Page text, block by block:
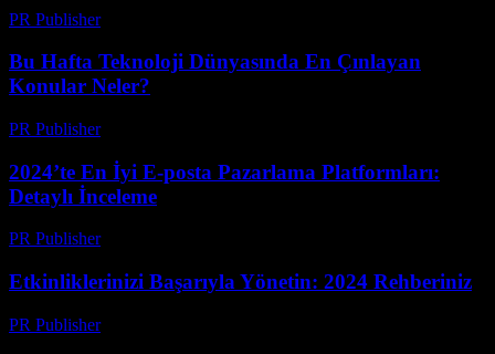
PR Publisher-
Bu Hafta Teknoloji Dünyasında En Çınlayan
Konular Neler?
PR Publisher-
2024’te En İyi E-posta Pazarlama Platformları:
Detaylı İnceleme
PR Publisher-
Etkinliklerinizi Başarıyla Yönetin: 2024 Rehberiniz
PR Publisher-